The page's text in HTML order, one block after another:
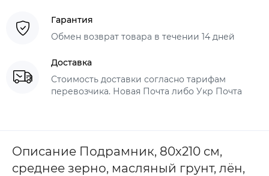
Гарантия
Обмен возврат товара в течении 14 дней
Доставка
Стоимость доставки согласно тарифам
перевозчика. Новая Почта либо Укр Почта
Описание Подрамник, 80х210 см,
среднее зерно, масляный грунт, лён,